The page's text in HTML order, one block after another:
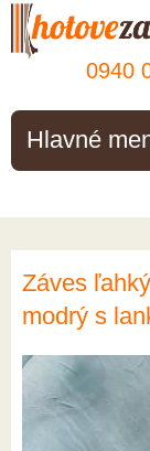
0940
Hlavné
Záves
modrý s